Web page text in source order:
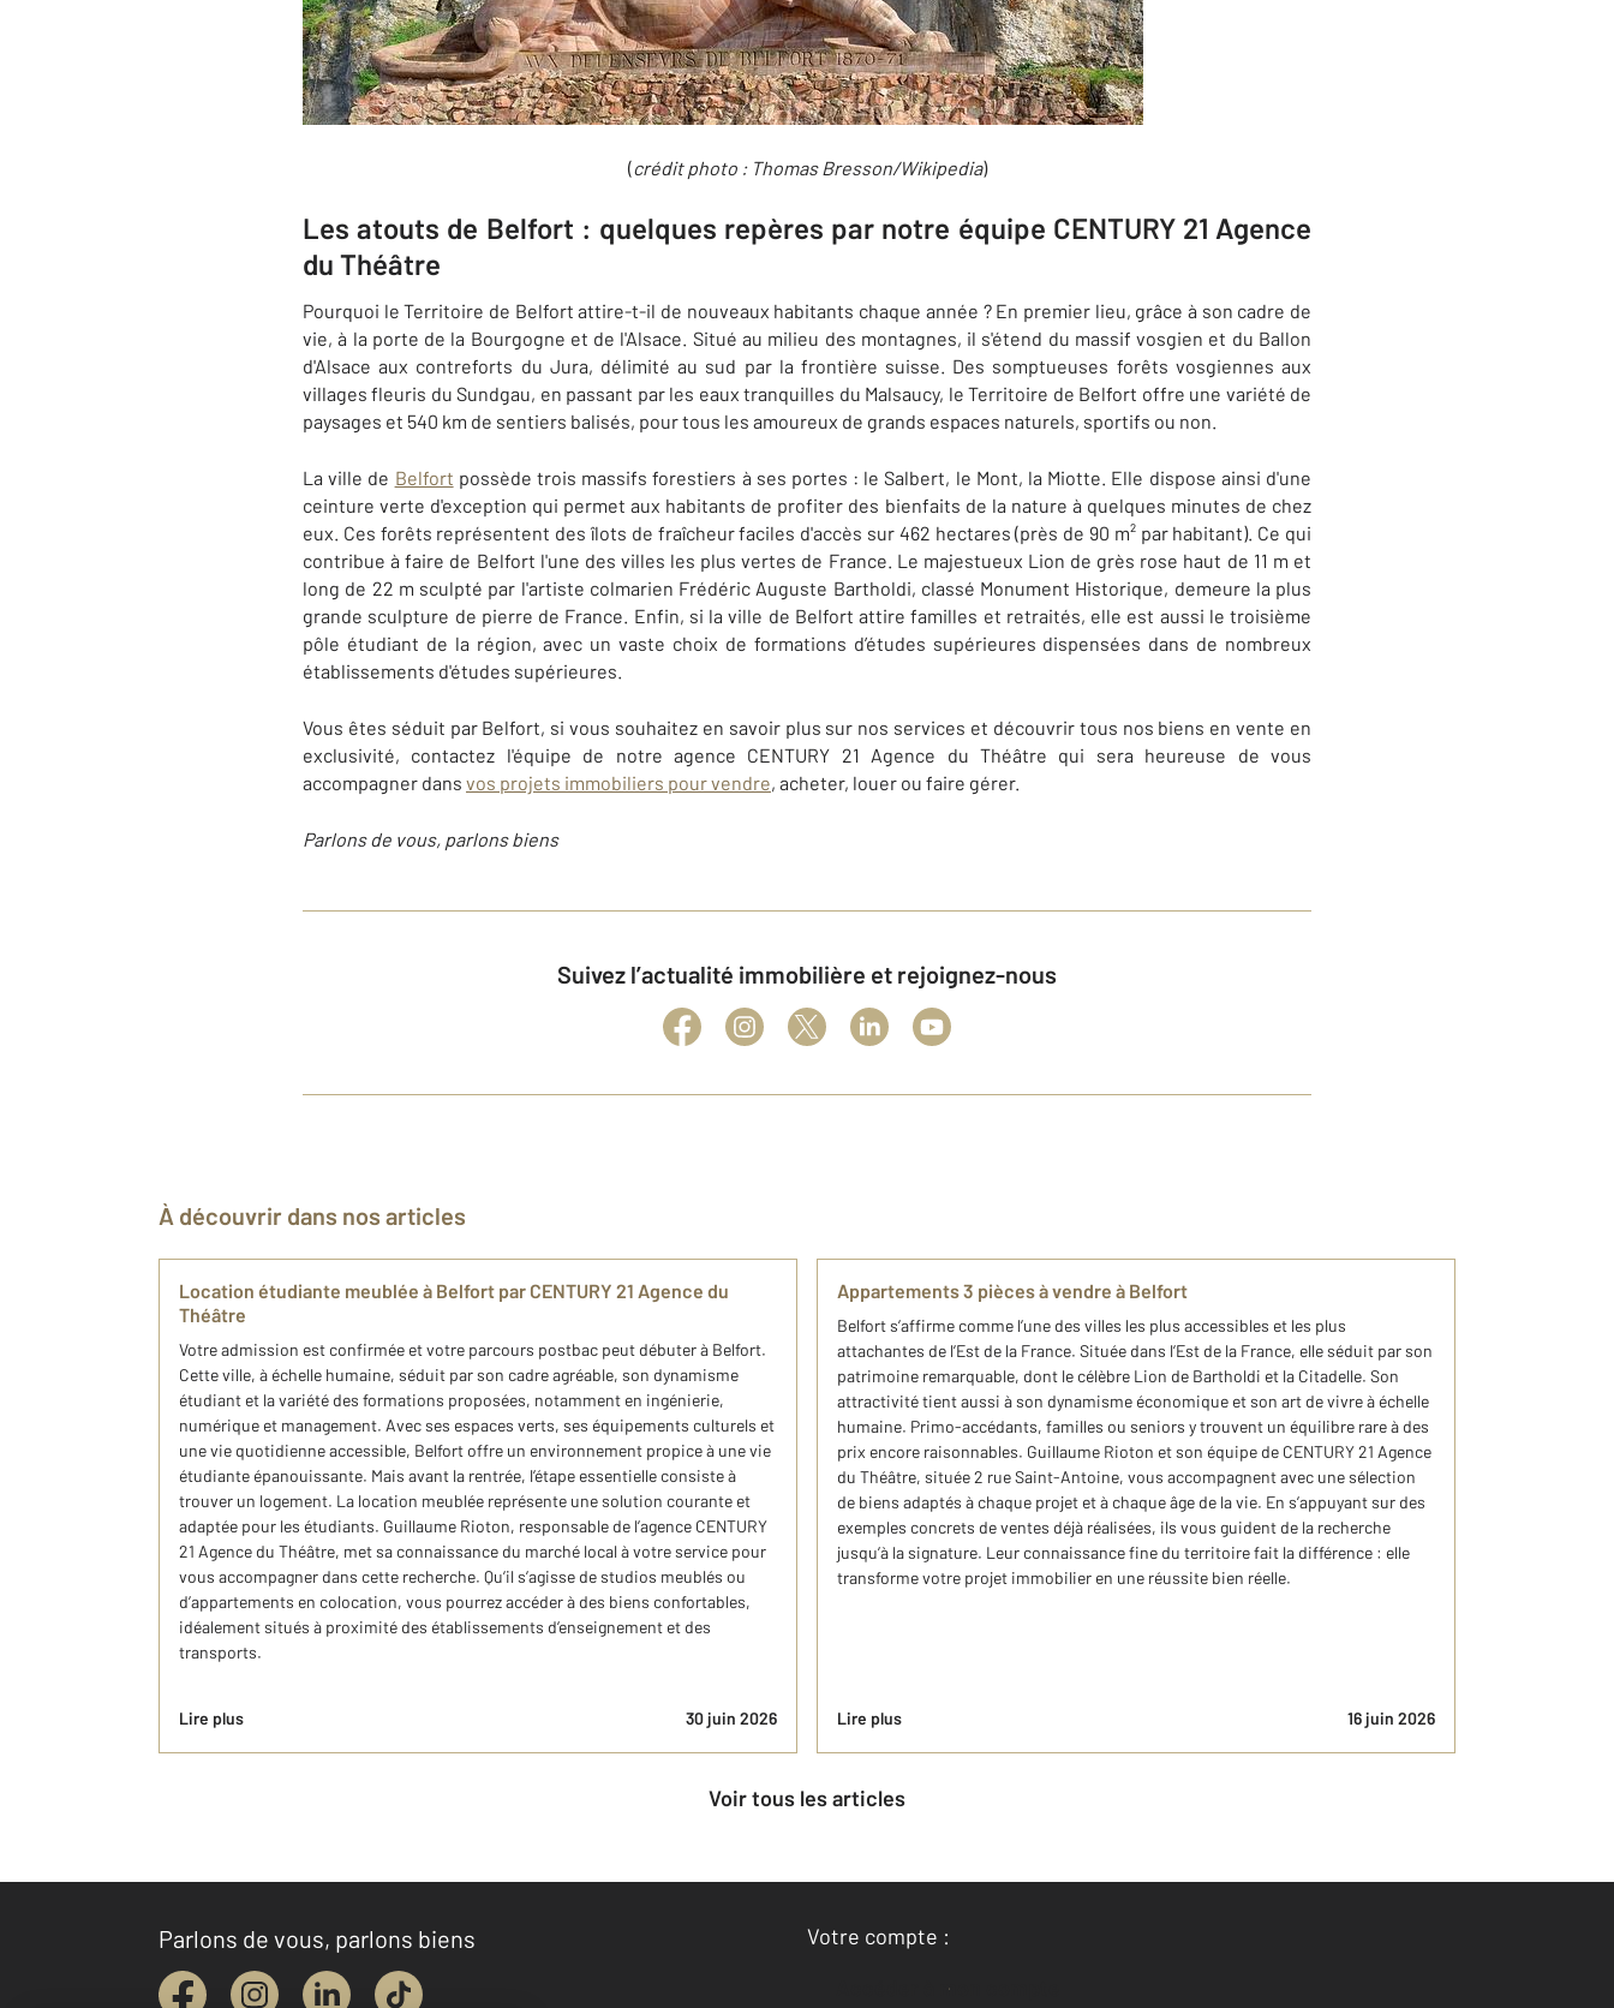
(crédit photo : Thomas Bresson/Wikipedia)
Les atouts de Belfort : quelques repères par notre équipe CENTURY 21 Agence
du Théâtre
Pourquoi le Territoire de Belfort attire-t-il de nouveaux habitants chaque année ? En premier lieu, grâce à son cadre de
vie, à la porte de la Bourgogne et de l'Alsace. Situé au milieu des montagnes, il s'étend du massif vosgien et du Ballon
d'Alsace aux contreforts du Jura, délimité au sud par la frontière suisse. Des somptueuses forêts vosgiennes aux
villages fleuris du Sundgau, en passant par les eaux tranquilles du Malsaucy, le Territoire de Belfort offre une variété de
paysages et 540 km de sentiers balisés, pour tous les amoureux de grands espaces naturels, sportifs ou non.
La ville de Belfort possède trois massifs forestiers à ses portes : le Salbert, le Mont, la Miotte. Elle dispose ainsi d'une
ceinture verte d'exception qui permet aux habitants de profiter des bienfaits de la nature à quelques minutes de chez
eux. Ces forêts représentent des îlots de fraîcheur faciles d'accès sur 462 hectares (près de 90 m² par habitant). Ce qui
contribue à faire de Belfort l'une des villes les plus vertes de France. Le majestueux Lion de grès rose haut de 11 m et
long de 22 m sculpté par l'artiste colmarien Frédéric Auguste Bartholdi, classé Monument Historique, demeure la plus
grande sculpture de pierre de France. Enfin, si la ville de Belfort attire familles et retraités, elle est aussi le troisième
pôle étudiant de la région, avec un vaste choix de formations d’études supérieures dispensées dans de nombreux
établissements d'études supérieures.
Vous êtes séduit par Belfort, si vous souhaitez en savoir plus sur nos services et découvrir tous nos biens en vente en
exclusivité, contactez l'équipe de notre agence CENTURY 21 Agence du Théâtre qui sera heureuse de vous
accompagner dans vos projets immobiliers pourvendre, acheter, louer ou faire gérer.
Parlons de vous, parlons biens
Suivez l’actualité immobilière et rejoignez-nous
À découvrir dans nos articles
Location étudiante meublée à Belfort par CENTURY 21 Agence du
Théâtre
Votre admission est confirmée et votre parcours postbac peut débuter à Belfort.
Cette ville, à échelle humaine, séduit par son cadre agréable, son dynamisme
étudiant et la variété des formations proposées, notamment en ingénierie,
numérique et management. Avec ses espaces verts, ses équipements culturels et
une vie quotidienne accessible, Belfort offre un environnement propice à une vie
étudiante épanouissante. Mais avant la rentrée, l’étape essentielle consiste à
trouver un logement. La location meublée représente une solution courante et
adaptée pour les étudiants. Guillaume Rioton, responsable de l’agence CENTURY
21 Agence du Théâtre, met sa connaissance du marché local à votre service pour
vous accompagner dans cette recherche. Qu’il s’agisse de studios meublés ou
d’appartements en colocation, vous pourrez accéder à des biens confortables,
idéalement situés à proximité des établissements d’enseignement et des
transports.
Lire plus 30 juin 2026
Appartements 3 pièces à vendre à Belfort
Belfort s’affirme comme l’une des villes les plus accessibles et les plus
attachantes de l’Est de la France. Située dans l’Est de la France, elle séduit par son
patrimoine remarquable, dont le célèbre Lion de Bartholdi et la Citadelle. Son
attractivité tient aussi à son dynamisme économique et son art de vivre à échelle
humaine. Primo-accédants, familles ou seniors y trouvent un équilibre rare à des
prix encore raisonnables. Guillaume Rioton et son équipe de CENTURY 21 Agence
du Théâtre, située 2 rue Saint-Antoine, vous accompagnent avec une sélection
de biens adaptés à chaque projet et à chaque âge de la vie. En s’appuyant sur des
exemples concrets de ventes déjà réalisées, ils vous guident de la recherche
jusqu’à la signature. Leur connaissance fine du territoire fait la différence : elle
transforme votre projet immobilier en une réussite bien réelle.
Lire plus 16 juin 2026
Voir tous les articles
Parlons de vous, parlons biens
Votre compte :
Accéder à mon compte